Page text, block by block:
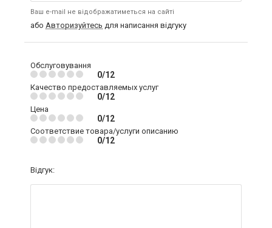
Ваш e-mail не відображатиметься на сайті
або Авторизуйтесь для написання відгуку
Обслуговування
0/12
Качество предоставляемых услуг
0/12
Цена
0/12
Соответствие товара/услуги описанию
0/12
Відгук: